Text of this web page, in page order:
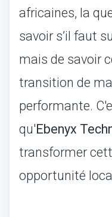
africaines, la
savoir s’il faut
mais de savoir
transition de
performante.
qu'Ebenyx
transformer
opportunité